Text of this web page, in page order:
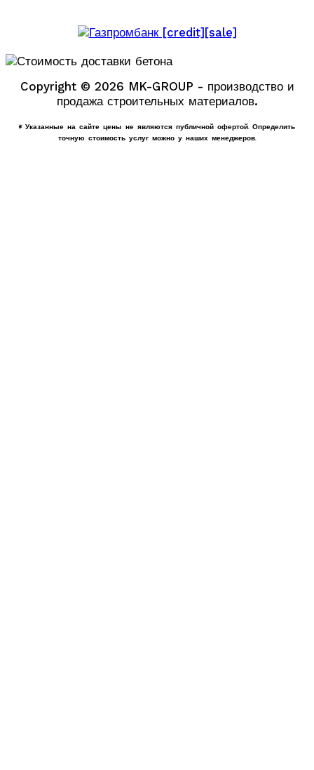
Copyright © 2026 MK-GROUP - производство и
продажа строительных материалов.
* Указанные на сайте цены не являются публичной офертой. Определить
точную стоимость услуг можно у наших менеджеров.